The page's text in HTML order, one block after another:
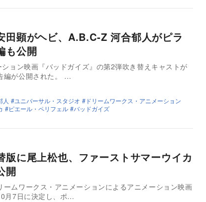
田顕がヘビ、A.B.C-Z 河合郁人がピラ
も公開
ョン映画『バッドガイズ』の第2弾吹き替えキャストが
編が公開された。 …
人 ユニバーサル・スタジオ
ドリームワークス・アニメーション
ピエール・ペリフェル バッドガイズ
版に尾上松也、ファーストサマーウイカ
開
ムワークス・アニメーションによるアニメーション映画
月7日に決定し、ポ…